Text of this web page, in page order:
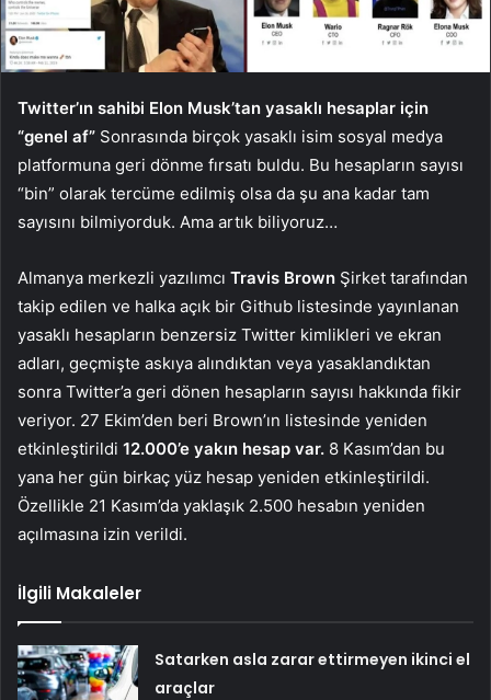
Twitter’ın sahibi Elon Musk’tan yasaklı hesaplar için
“genel af” Sonrasında birçok yasaklı isim sosyal medya
platformuna geri dönme fırsatı buldu. Bu hesapların sayısı
“bin” olarak tercüme edilmiş olsa da şu ana kadar tam
sayısını bilmiyorduk. Ama artık biliyoruz…
Almanya merkezli yazılımcı Travis Brown Şirket tarafından
takip edilen ve halka açık bir Github listesinde yayınlanan
yasaklı hesapların benzersiz Twitter kimlikleri ve ekran
adları, geçmişte askıya alındıktan veya yasaklandıktan
sonra Twitter’a geri dönen hesapların sayısı hakkında fikir
veriyor. 27 Ekim’den beri Brown’ın listesinde yeniden
etkinleştirildi 12.000’e yakın hesap var. 8 Kasım’dan bu
yana her gün birkaç yüz hesap yeniden etkinleştirildi.
Özellikle 21 Kasım’da yaklaşık 2.500 hesabın yeniden
açılmasına izin verildi.
İlgili Makaleler
Satarken asla zarar ettirmeyen ikinci el
araçlar